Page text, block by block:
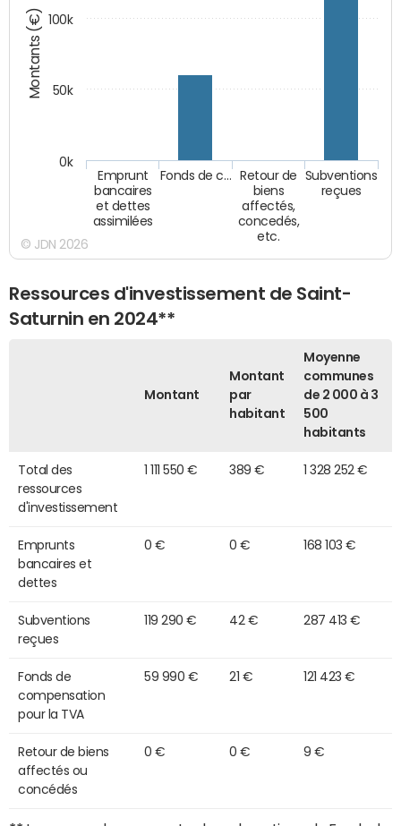
Montants (€)
Emprunt
bancaires
et dettes
assimilées
Fonds de c…
Retour de
biens
affectés,
concedés,
etc.
Subventions
reçues
0k
50k
100k
© JDN 2026
Ressources d'investissement de Saint-
Saturnin en 2024**
Montant
Montant
par
habitant
Moyenne
communes
de 2 000 à 3
500
habitants
Total des
ressources
d'investissement
1 111 550 € 389 € 1 328 252 €
Emprunts
bancaires et
dettes
0 € 0 € 168 103 €
Subventions
reçues
119 290 € 42 € 287 413 €
Fonds de
compensation
pour la TVA
59 990 € 21 € 121 423 €
Retour de biens
affectés ou
concédés
0 € 0 € 9 €